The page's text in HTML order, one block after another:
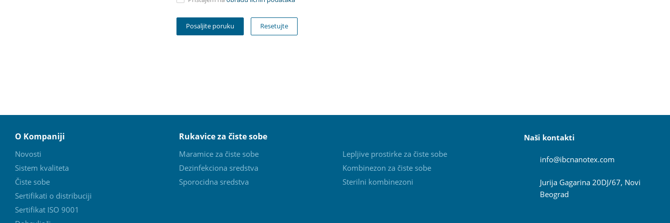
Resetujte
O Kompaniji
Novosti
Sistem kvaliteta
Čiste sobe
Sertifikati o distribuciji
Sertifikat ISO 9001
Rukavice za čiste sobe
Maramice za čiste sobe
Dezinfekciona sredstva
Sporocidna sredstva
Lepljive prostirke za čiste sobe
Kombinezon za čiste sobe
Sterilni kombinezoni
Naši kontakti
info@ibcnanotex.com
Jurija Gagarina 20DJ/67, Novi
Beograd